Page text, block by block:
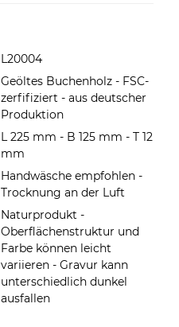
L20004
Geöltes Buchenholz - FSC-
zerfifiziert - aus deutscher
Produktion
L 225 mm - B 125 mm - T 12
mm
Handwäsche empfohlen -
Trocknung an der Luft
Naturprodukt -
Oberflächenstruktur und
Farbe können leicht
variieren - Gravur kann
unterschiedlich dunkel
ausfallen